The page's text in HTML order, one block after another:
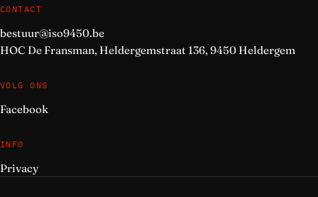
CONTACT
bestuur@iso9450.be
HOC De Fransman, Heldergemstraat 136, 9450 Heldergem
VOLG ONS
Facebook
INFO
Privacy